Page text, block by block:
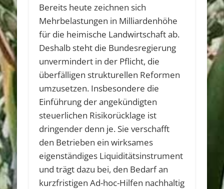
Bereits heute zeichnen sich
Mehrbelastungen in Milliardenhöhe
für die heimische Landwirtschaft ab.
Deshalb steht die Bundesregierung
unvermindert in der Pflicht, die
überfälligen strukturellen Reformen
umzusetzen. Insbesondere die
Einführung der angekündigten
steuerlichen Risikorücklage ist
dringender denn je. Sie verschafft
den Betrieben ein wirksames
eigenständiges Liquiditätsinstrument
und trägt dazu bei, den Bedarf an
kurzfristigen Ad-hoc-Hilfen nachhaltig